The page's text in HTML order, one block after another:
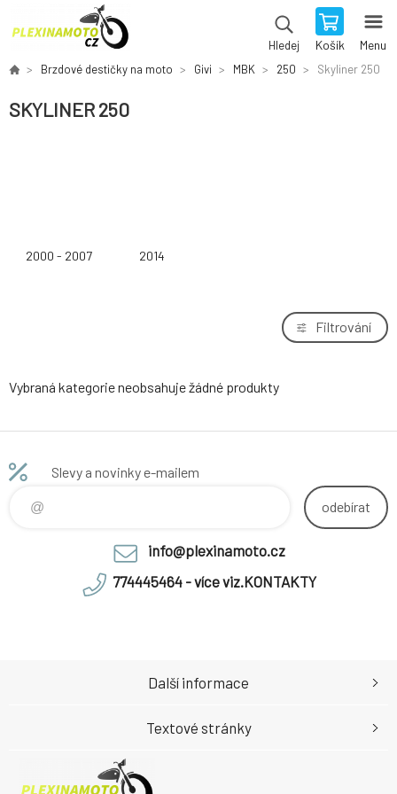
Hledej Košík Menu
Brzdové destičky na moto Givi MBK 250 Skyliner 250
SKYLINER 250
2000 - 2007 2014
Filtrování
Vybraná kategorie neobsahuje žádné produkty
Slevy a novinky e-mailem
odebírat
info@plexinamoto.cz
774445464 - více viz.KONTAKTY
Další informace
Textové stránky